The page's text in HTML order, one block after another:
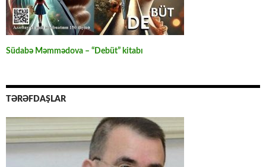
Südabə Məmmədova – “Debüt” kitabı
TƏRƏFDAŞLAR